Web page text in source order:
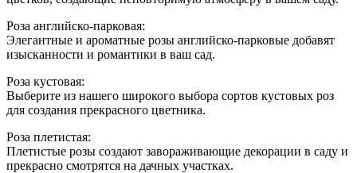
Роза английско-парковая:
Элегантные и ароматные розы английско-парковые добавят
изысканности и романтики в ваш сад.
Роза кустовая:
Выберите из нашего широкого выбора сортов кустовых роз
для создания прекрасного цветника.
Роза плетистая:
Плетистые розы создают завораживающие декорации в саду и
прекрасно смотрятся на дачных участках.